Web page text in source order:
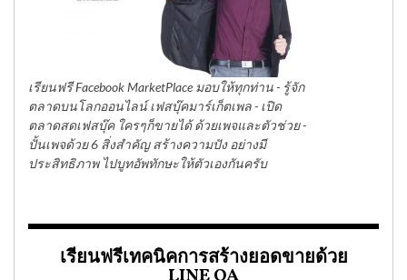
เรียนฟรี Facebook MarketPlace มอบให้ทุกท่าน - รู้จัก
ตลาดบนโลกออนไลน์ เฟสบุ๊คมาร์เก็ตเพล - เปิด
ตลาดสดเฟสบุ๊ค ใครๆก็ขายได้ ด้วยเพจและตัวช่วย -
ปั้นเพจด้วย 6 สิ่งสำคัญ สร้างความปัง อย่างมี
ประสิทธิภาพ ไปบูทอัพทักษะให้ตัวเองกันครับ
เรียนฟรีเทคนิคการสร้างยอดขายด้วย